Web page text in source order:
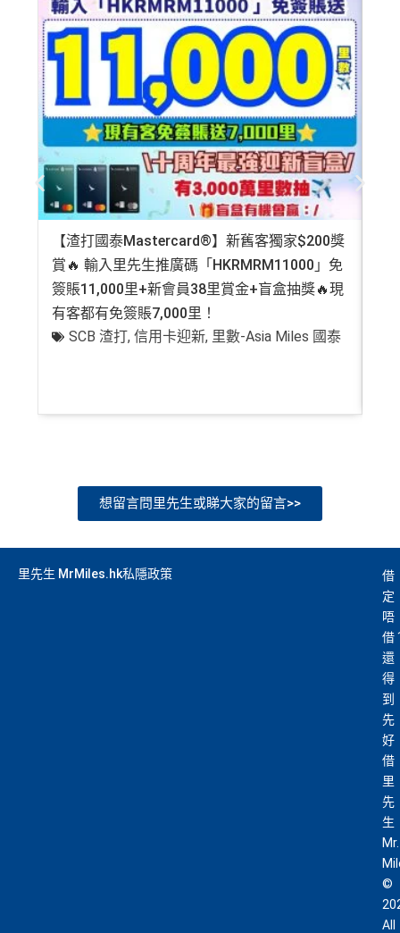
【渣打國泰Mastercard®】新舊客獨家$200獎
賞🔥 輸入里先生推廣碼「HKRMRM11000」免
簽賬11,000里+新會員38里賞金+盲盒抽獎🔥現
有客都有免簽賬7,000里！
SCB 渣打,信用卡迎新, 里數-Asia Miles 國泰
想留言問里先生或睇大家的留言>>
里先生 MrMiles.hk私隱政策
借
定
唔
借
還
得
到
先
好
借
里
先
生
Mr.
©
All